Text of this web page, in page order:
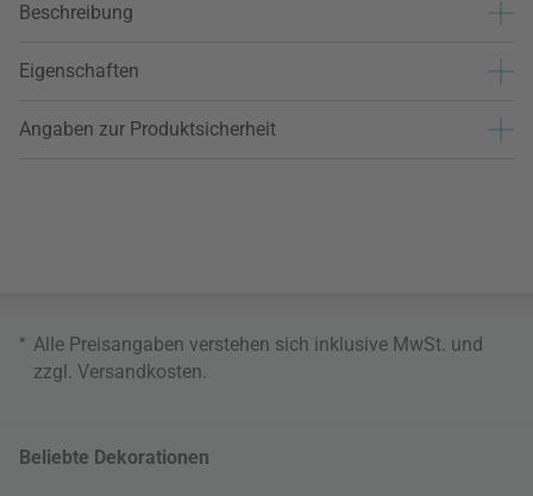
Beschreibung
Eigenschaften
Angaben zur Produktsicherheit
* Alle Preisangaben verstehen sich inklusive MwSt. und
zzgl. Versandkosten
Beliebte Dekorationen